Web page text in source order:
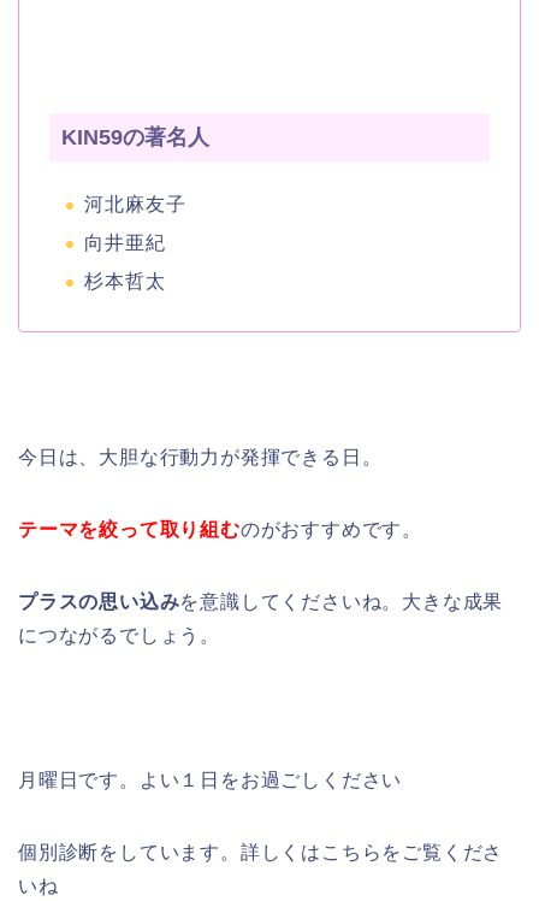
KIN59の著名人
河北麻友子
向井亜紀
杉本哲太
今日は、大胆な行動力が発揮できる日。
テーマを絞って取り組むのがおすすめです。
プラスの思い込みを意識してくださいね。大きな成果
につながるでしょう。
月曜日です。よい１日をお過ごしください
個別診断をしています。詳しくはこちらをご覧くださ
いね